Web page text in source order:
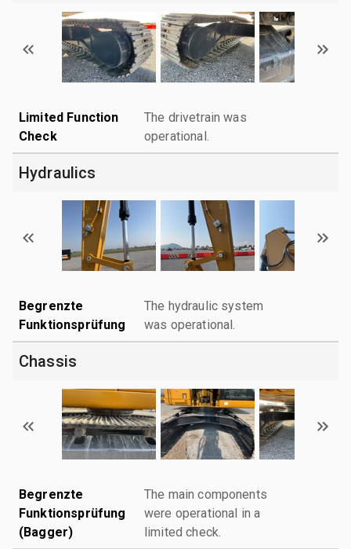
Limited Function
Check
The drivetrain was
operational.
Hydraulics
Begrenzte
Funktionsprüfung
The hydraulic system
was operational.
Chassis
Begrenzte
Funktionsprüfung
(Bagger)
The main components
were operational in a
limited check.